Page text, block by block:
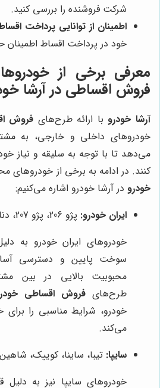
شرکت فروشنده را بررسی کنید.
اطمینان از توانایی پرداخت
خود در پرداخت اقساط اطمینان
معرفی برخی از
فروش اقساطی در آرشا
آرشا خودرو با ارائه طرح‌های فروش
خودروهای داخلی و خارجی، به
می‌دهد تا با توجه به سلیقه و نیاز
کنند. در ادامه به برخی از خودروهای
خودرو در آرشا خودرو اشاره می‌کنیم:
ایران خودرو: پژو 206، پژو 207، دنا پلاس، تارا
خودروهای ایران خودرو به
سوخت پایین و دسترسی
محبوبیت بالایی در بین
طرح‌های فروش اقساطی
خودرو، شرایط مناسبی را برای
می‌کند.
سایپا: تیبا، ساینا، کوییک، شاهین
خودروهای سایپا نیز به